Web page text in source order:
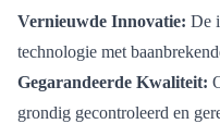
Vernieuwde Innovatie: De
technologie met
Gegarandeerde Kwaliteit:
grondig gecontroleerd en